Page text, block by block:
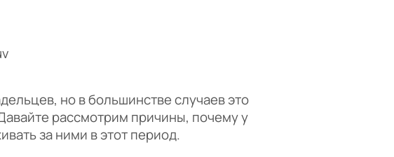
но в большинстве случаев это
рассмотрим причины, почему у
за ними в этот период.